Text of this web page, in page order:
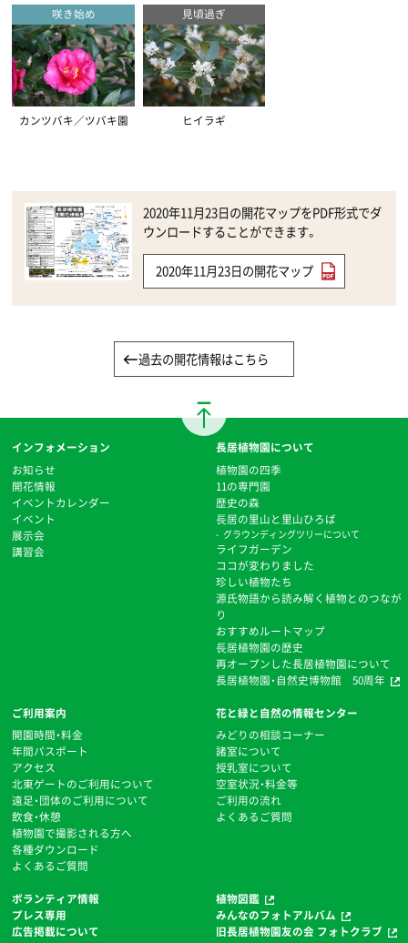
咲き始め
カンツバキ／ツバキ園
見頃過ぎ
ヒイラギ
2020年11月23日の開花マップをPDF形式でダ
ウンロードすることができます。
2020年11月23日の開花マップ
過去の開花情報はこちら
インフォメーション
お知らせ
開花情報
イベントカレンダー
イベント
展示会
講習会
長居植物園について
植物園の四季
11の専門園
歴史の森
⻑居の里山と里山ひろば
グラウンディングツリーについて
ライフガーデン
ココが変わりました
珍しい植物たち
源氏物語から読み解く植物とのつなが
り
おすすめルートマップ
⻑居植物園の歴史
再オープンした長居植物園について
長居植物園・自然史博物館 50周年
ご利用案内
開園時間・料金
年間パスポート
アクセス
北東ゲートのご利用について
遠足・団体のご利用について
飲食・休憩
植物園で撮影される方へ
各種ダウンロード
よくあるご質問
花と緑と自然の情報センター
みどりの相談コーナー
諸室について
授乳室について
空室状況・料金等
ご利用の流れ
よくあるご質問
ボランティア情報
プレス専用
広告掲載について
植物図鑑
みんなのフォトアルバム
旧長居植物園友の会 フォトクラブ